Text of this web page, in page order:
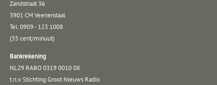
Zandstraat 36
3901 CM Veenendaal
Tel. 0909 - 123 1008
(55 cent/minuut)
Bankrekening
NL29 RABO 0319 0010 08
t.n.v. Stichting Groot Nieuws Radio